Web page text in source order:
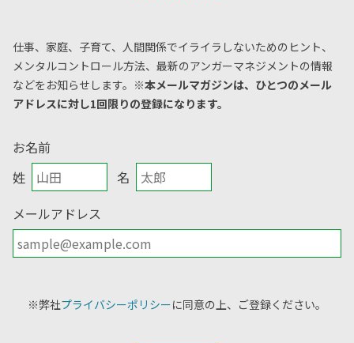
仕事、家庭、子育て、人間関係でイライラしないためのヒント、
メンタルコントロール方法、 最新のアンガーマネジメントの情報
などをお知らせします。 ※本メールマガジンは、ひとつのメール
アドレスに対し1回限りの登録になります。
お名前
姓
名
メールアドレス
※弊社プライバシーポリシーに同意の上、ご登録ください。